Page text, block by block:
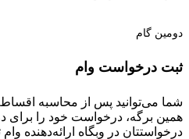
دومین گام
ثبت درخواست وام
شما می‌توانید پس از محاسبه اقساط
همین برگه، درخواست خود را برای
درخواستتان در وبگاه ارائه‌دهنده وام